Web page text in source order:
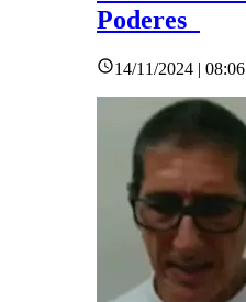
Poderes
14/11/2024 | 08:06